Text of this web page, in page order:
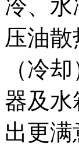
冷、
压油
（冷
器及
出更